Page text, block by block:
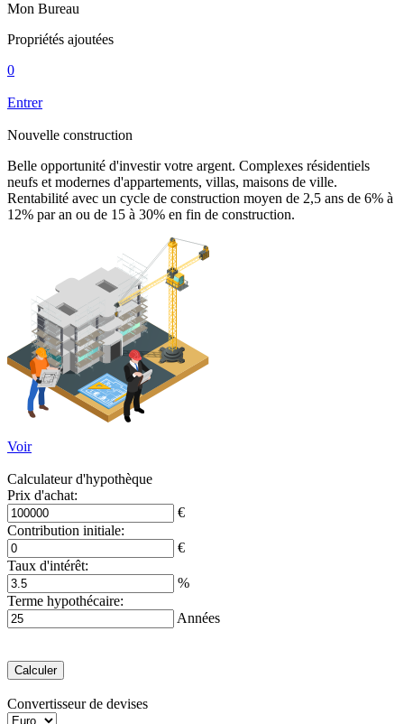
Mon Bureau
Propriétés ajoutées
0
Entrer
Nouvelle construction
Belle opportunité d'investir votre argent. Complexes résidentiels
neufs et modernes d'appartements, villas, maisons de ville.
Rentabilité avec un cycle de construction moyen de 2,5 ans de 6% à
12% par an ou de 15 à 30% en fin de construction.
Voir
Calculateur d'hypothèque
Prix ​​d'achat:
€
Contribution initiale:
€
Taux d'intérêt:
%
Terme hypothécaire:
Années
Convertisseur de devises